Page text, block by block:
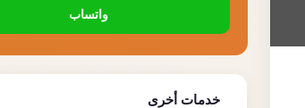
واتساب
خدمات أخرى